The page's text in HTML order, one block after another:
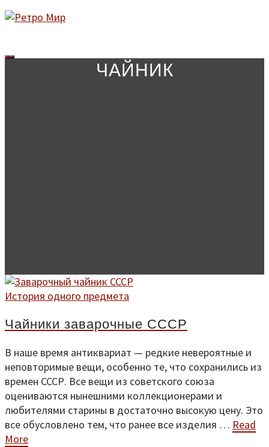
ЧАЙНИК
История одного предмета
Чайники заварочные СССР
В наше время антиквариат — редкие невероятные и
неповторимые вещи, особенно те, что сохранились из
времен СССР. Все вещи из советского союза
оцениваются нынешними коллекционерами и
любителями старины в достаточно высокую цену. Это
все обусловлено тем, что ранее все изделия … Read
More